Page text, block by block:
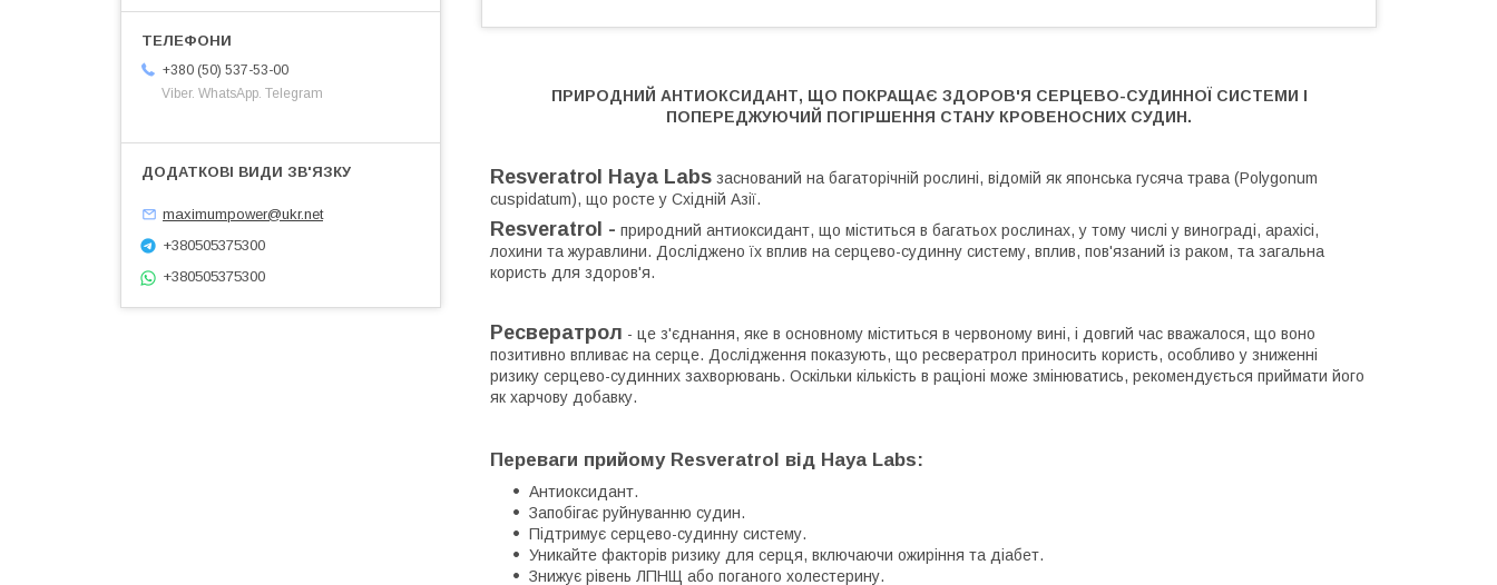
ПРИРОДНИЙ АНТИОКСИДАНТ, ЩО ПОКРАЩАЄ ЗДОРОВ'Я СЕРЦЕВО-СУДИННОЇ СИСТЕМИ І
ПОПЕРЕДЖУЮЧИЙ ПОГІРШЕННЯ СТАНУ КРОВЕНОСНИХ СУДИН.
Resveratrol Haya Labs заснований на багаторічній рослині, відомій як японська гусяча трава (Polygonum
cuspidatum), що росте у Східній Азії.
Resveratrol - природний антиоксидант, що міститься в багатьох рослинах, у тому числі у винограді, арахісі,
лохини та журавлини. Досліджено їх вплив на серцево-судинну систему, вплив, пов'язаний із раком, та загальна
користь для здоров'я.
Ресвератрол - це з'єднання, яке в основному міститься в червоному вині, і довгий час вважалося, що воно
позитивно впливає на серце. Дослідження показують, що ресвератрол приносить користь, особливо у зниженні
ризику серцево-судинних захворювань. Оскільки кількість в раціоні може змінюватись, рекомендується приймати його
як харчову добавку.
Переваги прийому Resveratrol від Haya Labs:
Антиоксидант.
Запобігає руйнуванню судин.
Підтримує серцево-судинну систему.
Уникайте факторів ризику для серця, включаючи ожиріння та діабет.
Знижує рівень ЛПНЩ або поганого холестерину.
+380 (50) 537-53-00
Viber. WhatsApp. Telegram
maximumpower@ukr.net
+380505375300
+380505375300